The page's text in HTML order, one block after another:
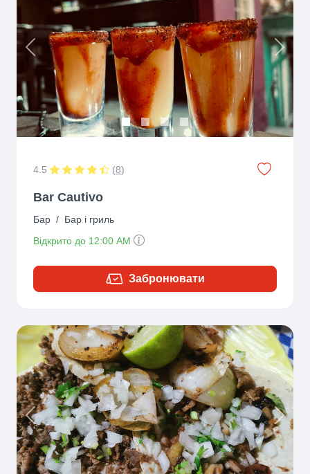
Previous Next
4.5 (8)
Bar Cautivo
Бар / Бар і гриль
Відкрито до 12:00 AM
Забронювати
Previous Next